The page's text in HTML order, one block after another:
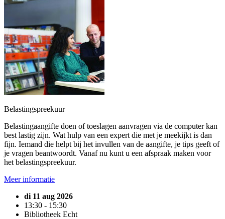
Belastingspreekuur
Belastingaangifte doen of toeslagen aanvragen via de computer kan
best lastig zijn. Wat hulp van een expert die met je meekijkt is dan
fijn. Iemand die helpt bij het invullen van de aangifte, je tips geeft of
je vragen beantwoordt. Vanaf nu kunt u een afspraak maken voor
het belastingspreekuur.
Meer informatie
di 11 aug 2026
13:30 - 15:30
Bibliotheek Echt